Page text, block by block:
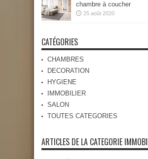
chambre à coucher
25 août 2020
CATÉGORIES
CHAMBRES
DECORATION
HYGIENE
IMMOBILIER
SALON
TOUTES CATEGORIES
ARTICLES DE LA CATEGORIE